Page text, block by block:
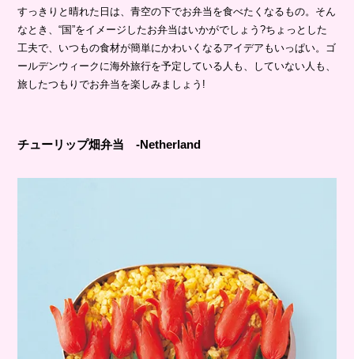
すっきりと晴れた日は、青空の下でお弁当を食べたくなるもの。そん
なとき、“国”をイメージしたお弁当はいかがでしょう?ちょっとした
工夫で、いつもの食材が簡単にかわいくなるアイデアもいっぱい。ゴ
ールデンウィークに海外旅行を予定している人も、していない人も、
旅したつもりでお弁当を楽しみましょう!
チューリップ畑弁当 -Netherland